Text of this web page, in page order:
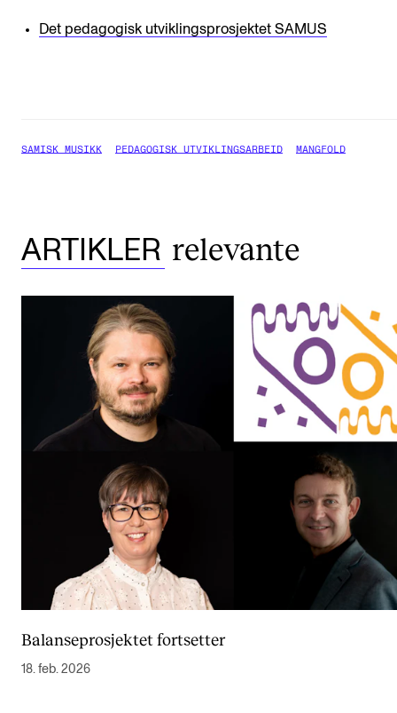
Det pedagogisk utviklingsprosjektet SAMUS
SAMISK MUSIKK PEDAGOGISK UTVIKLINGSARBEID MANGFOLD
ARTIKLER relevante
Balanseprosjektet fortsetter
18. feb. 2026